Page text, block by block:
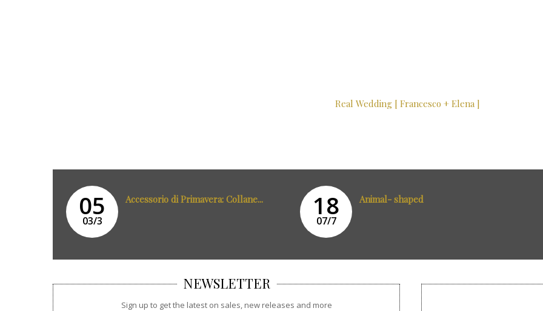
Real Wedding [ Francesco + Elena ]
05
03/3
Accessorio di Primavera: Collane... 18
07/7
Animal- shaped
NEWSLETTER
Sign up to get the latest on sales, new releases and more